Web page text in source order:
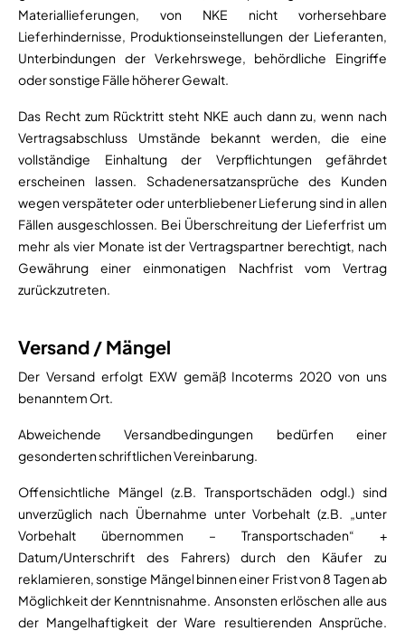
Materiallieferungen, von NKE nicht vorhersehbare
Lieferhindernisse, Produktionseinstellungen der Lieferanten,
Unterbindungen der Verkehrswege, behördliche Eingriffe
oder sonstige Fälle höherer Gewalt.
Das Recht zum Rücktritt steht NKE auch dann zu, wenn nach
Vertragsabschluss Umstände bekannt werden, die eine
vollständige Einhaltung der Verpflichtungen gefährdet
erscheinen lassen. Schadenersatzansprüche des Kunden
wegen verspäteter oder unterbliebener Lieferung sind in allen
Fällen ausgeschlossen. Bei Überschreitung der Lieferfrist um
mehr als vier Monate ist der Vertragspartner berechtigt, nach
Gewährung einer einmonatigen Nachfrist vom Vertrag
zurückzutreten.
Versand / Mängel
Der Versand erfolgt EXW gemäß Incoterms 2020 von uns
benanntem Ort.
Abweichende Versandbedingungen bedürfen einer
gesonderten schriftlichen Vereinbarung.
Offensichtliche Mängel (z.B. Transportschäden odgl.) sind
unverzüglich nach Übernahme unter Vorbehalt (z.B. „unter
Vorbehalt übernommen – Transportschaden“ +
Datum/Unterschrift des Fahrers) durch den Käufer zu
reklamieren, sonstige Mängel binnen einer Frist von 8 Tagen ab
Möglichkeit der Kenntnisnahme. Ansonsten erlöschen alle aus
der Mangelhaftigkeit der Ware resultierenden Ansprüche.